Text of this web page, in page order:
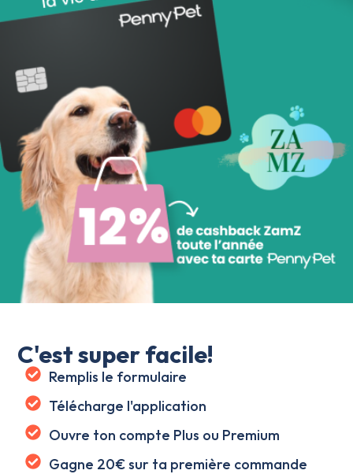
C'est super facile!
Remplis le formulaire
Télécharge l'application
Ouvre ton compte Plus ou Premium
Gagne 20€ sur ta première commande